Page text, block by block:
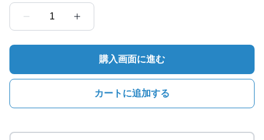
1
購入画面に進む
カートに追加する